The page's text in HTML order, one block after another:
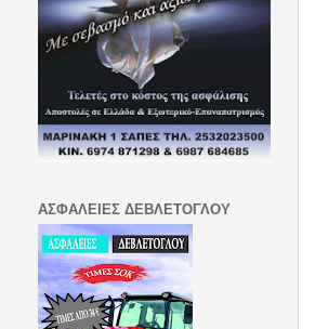
ΑΣΦΑΛΕΙΕΣ ΔΕΒΛΕΤΟΓΛΟΥ